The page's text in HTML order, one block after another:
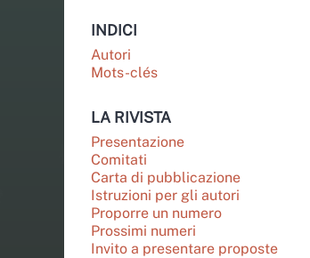
INDICI
Autori
Mots-clés
LA RIVISTA
Presentazione
Comitati
Carta di pubblicazione
Istruzioni per gli autori
Proporre un numero
Prossimi numeri
Invito a presentare proposte